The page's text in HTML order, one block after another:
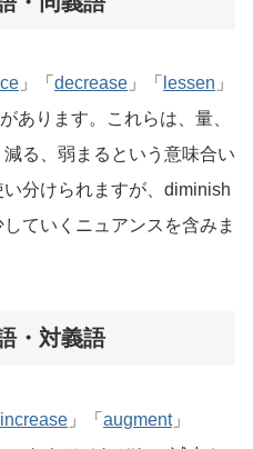
」「 decrease 」「 lessen 」
あります。これらは、量、
る、弱まるという意味合い
分けられますが、diminish
ていくニュアンスを含みま
・対義語
increase 」「 augment」